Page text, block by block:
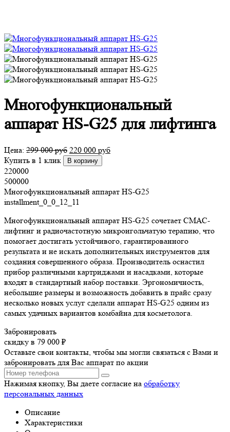
Многофункциональный
аппарат HS-G25 для лифтинга
Цена: 299 000руб 220 000 руб
Купить в 1 клик
В корзину
220000
500000
Многофункциональный аппарат HS-G25
installment_0_0_12_11
Многофункциональный аппарат HS-G25 сочетает СМАС-
лифтинг и радиочастотную микроигольчатую терапию, что
помогает достигать устойчивого, гарантированного
результата и не искать дополнительных инструментов для
создания совершенного образа. Производитель оснастил
прибор различными картриджами и насадками, которые
входят в стандартный набор поставки. Эргономичность,
небольшие размеры и возможность добавить в прайс сразу
несколько новых услуг сделали аппарат HS-G25 одним из
самых удачных вариантов комбайна для косметолога.
Забронировать
скидку в 79 000 ₽
Оставьте свои контакты, чтобы мы могли связаться с Вами и
забронировать для Вас аппарат по акции
Нажимая кнопку, Вы даете согласие на обработку
персональных данных
Описание
Характеристики